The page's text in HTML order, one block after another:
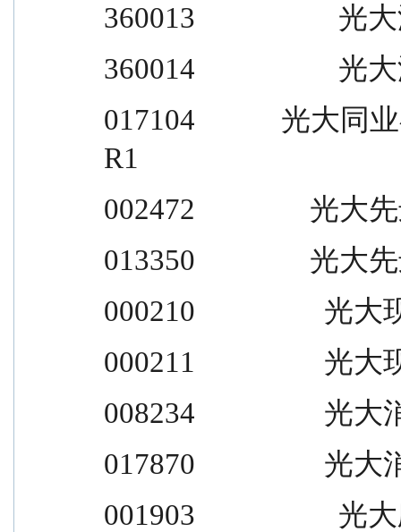
360013                    光
360014                    光
017104            光大同
R1
002472                光大
013350                光大
000210                  光大
000211                  光大
008234                  光大
017870                  光大
001903                    光